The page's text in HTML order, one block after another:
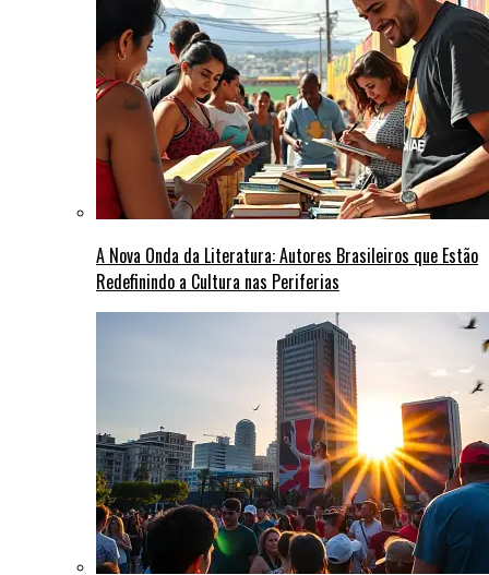
A Nova Onda da Literatura: Autores Brasileiros que Estão
Redefinindo a Cultura nas Periferias